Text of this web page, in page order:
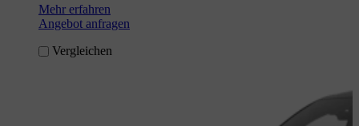
Mehr erfahren
Angebot anfragen
Vergleichen